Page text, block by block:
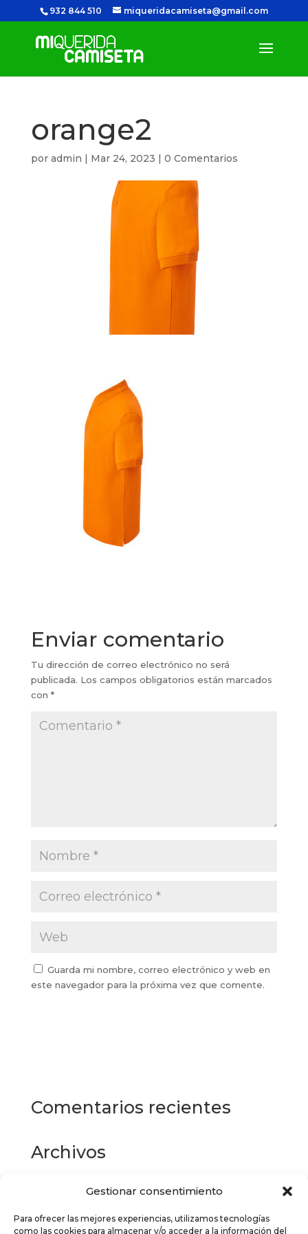
Gestionar consentimiento
Para ofrecer las mejores experiencias, utilizamos tecnologías
como las cookies para almacenar y/o acceder a la información del
932 844 510 miqueridacamiseta@gmail.com
orange2
por admin | Mar 24, 2023 | 0 Comentarios
Enviar comentario
Tu dirección de correo electrónico no será
publicada. Los campos obligatorios están marcados
con *
Guarda mi nombre, correo electrónico y web en
este navegador para la próxima vez que comente.
Comentarios recientes
Archivos
Categorías
No hay categorías